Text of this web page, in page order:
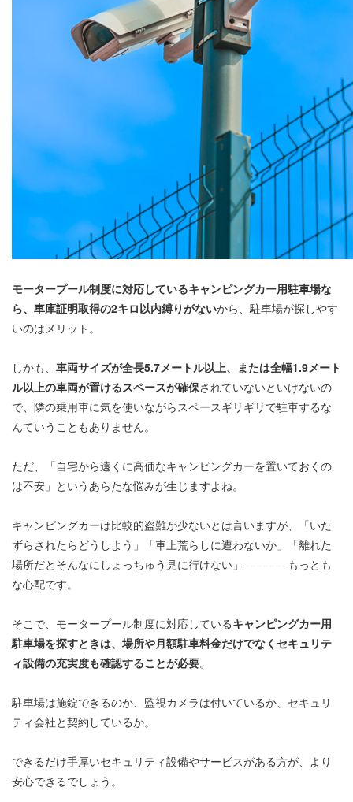
モータープール制度に対応しているキャンピングカー用駐車場な
ら、車庫証明取得の2キロ以内縛りがないから、駐車場が探しやす
いのはメリット。
しかも、 車両サイズが全長5.7メートル以上、または全幅1.9メート
ル以上の車両が置けるスペースが確保されていないといけないの
で、隣の乗用車に気を使いながらスペースギリギリで駐車するな
んていうこともありません。
ただ、「自宅から遠くに高価なキャンピングカーを置いておくの
は不安」というあらたな悩みが生じますよね。
キャンピングカーは比較的盗難が少ないとは言いますが、「いた
ずらされたらどうしよう」「車上荒らしに遭わないか」「離れた
場所だとそんなにしょっちゅう見に行けない」–––––––もっとも
な心配です。
そこで、モータープール制度に対応しているキャンピングカー用
駐車場を探すときは、場所や月額駐車料金だけでなくセキュリテ
ィ設備の充実度も確認することが必要。
駐車場は施錠できるのか、監視カメラは付いているか、セキュリ
ティ会社と契約しているか。
できるだけ手厚いセキュリティ設備やサービスがある方が、より
安心できるでしょう。